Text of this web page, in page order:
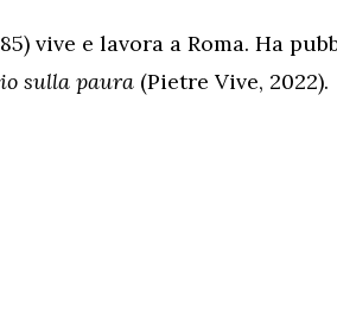
vive e lavora a Roma. Ha
sulla paura (Pietre Vive, 2022).